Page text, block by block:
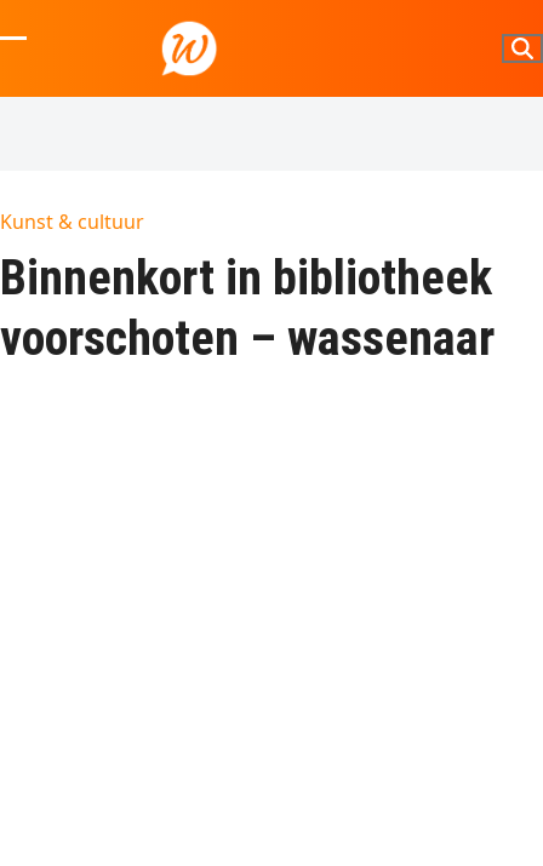
to
mobile
mobile
Kunst & cultuur
Binnenkort in bibliotheek
voorschoten – wassenaar